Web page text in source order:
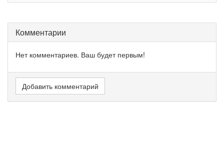
Комментарии
Нет комментариев. Ваш будет первым!
Добавить комментарий